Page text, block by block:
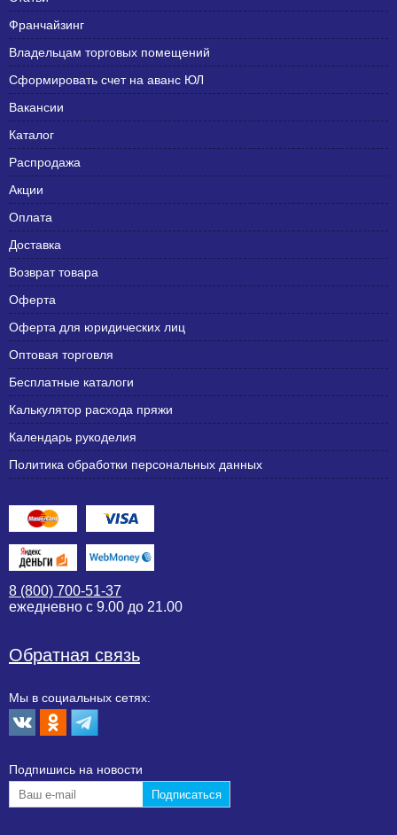
Франчайзинг
Владельцам торговых помещений
Сформировать счет на аванс ЮЛ
Вакансии
Каталог
Распродажа
Акции
Оплата
Доставка
Возврат товара
Оферта
Оферта для юридических лиц
Оптовая торговля
Бесплатные каталоги
Калькулятор расхода пряжи
Календарь рукоделия
Политика обработки персональных данных
8 (800) 700-51-37
ежедневно с 9.00 до 21.00
Обратная связь
Мы в социальных сетях:
Подпишиcь на новости